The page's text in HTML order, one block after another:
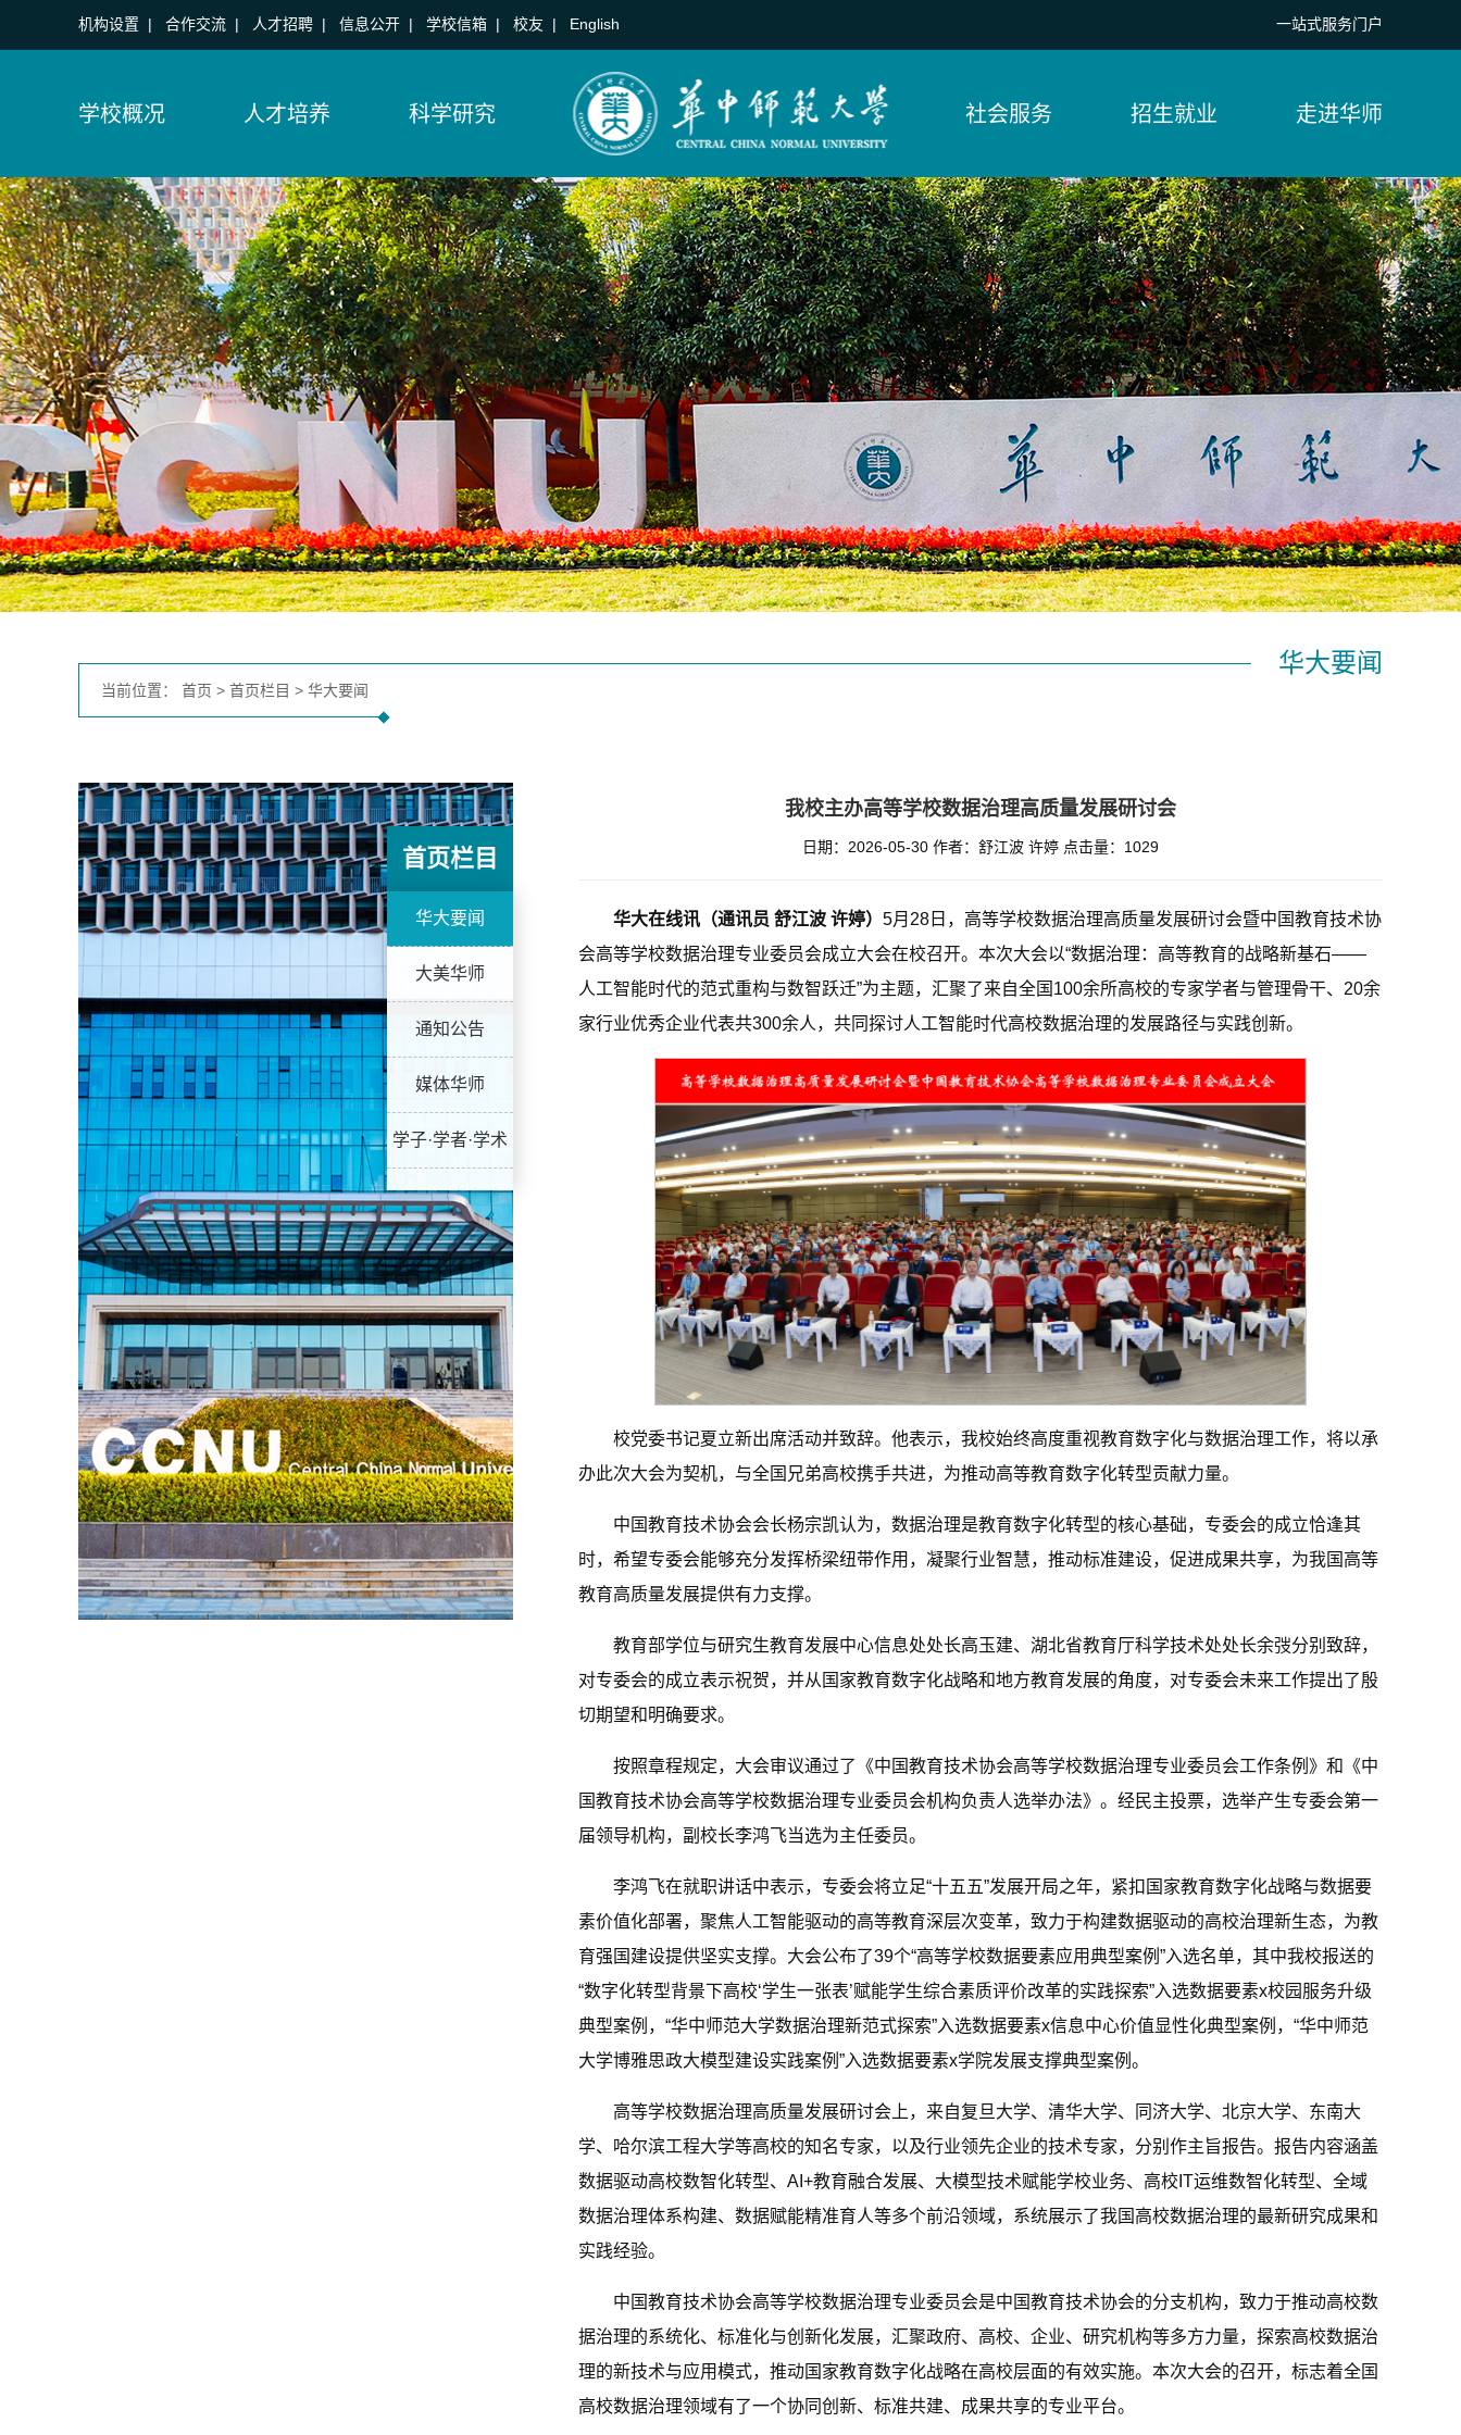
机构设置 | 合作交流 | 人才招聘 | 信息公开 | 学校信箱 | 校友 | English 一站式服务门户
学校概况 人才培养 科学研究 社会服务 招生就业 走进华师
华大要闻
当前位置： 首页 > 首页栏目 > 华大要闻
首页栏目
华大要闻
大美华师
通知公告
媒体华师
学子·学者·学术
我校主办高等学校数据治理高质量发展研讨会
日期：2026-05-30 作者：舒江波 许婷 点击量： 1029
华大在线讯（通讯员 舒江波 许婷） 5月28日，高等学校数据治理高质量发展研讨会暨中国教育技术协
会高等学校数据治理专业委员会成立大会在校召开。本次大会以“数据治理：高等教育的战略新基石——
人工智能时代的范式重构与数智跃迁”为主题，汇聚了来自全国100余所高校的专家学者与管理骨干、20余
家行业优秀企业代表共300余人，共同探讨人工智能时代高校数据治理的发展路径与实践创新。
校党委书记夏立新出席活动并致辞。他表示，我校始终高度重视教育数字化与数据治理工作，将以承
办此次大会为契机，与全国兄弟高校携手共进，为推动高等教育数字化转型贡献力量。
中国教育技术协会会长杨宗凯认为，数据治理是教育数字化转型的核心基础，专委会的成立恰逢其
时，希望专委会能够充分发挥桥梁纽带作用，凝聚行业智慧，推动标准建设，促进成果共享，为我国高等
教育高质量发展提供有力支撑。
教育部学位与研究生教育发展中心信息处处长高玉建、湖北省教育厅科学技术处处长余弢分别致辞，
对专委会的成立表示祝贺，并从国家教育数字化战略和地方教育发展的角度，对专委会未来工作提出了殷
切期望和明确要求。
按照章程规定，大会审议通过了《中国教育技术协会高等学校数据治理专业委员会工作条例》和《中
国教育技术协会高等学校数据治理专业委员会机构负责人选举办法》。经民主投票，选举产生专委会第一
届领导机构，副校长李鸿飞当选为主任委员。
李鸿飞在就职讲话中表示，专委会将立足“十五五”发展开局之年，紧扣国家教育数字化战略与数据要
素价值化部署，聚焦人工智能驱动的高等教育深层次变革，致力于构建数据驱动的高校治理新生态，为教
育强国建设提供坚实支撑。大会公布了39个“高等学校数据要素应用典型案例”入选名单，其中我校报送的
“数字化转型背景下高校‘学生一张表’赋能学生综合素质评价改革的实践探索”入选数据要素x校园服务升级
典型案例，“华中师范大学数据治理新范式探索”入选数据要素x信息中心价值显性化典型案例，“华中师范
大学博雅思政大模型建设实践案例”入选数据要素x学院发展支撑典型案例。
高等学校数据治理高质量发展研讨会上，来自复旦大学、清华大学、同济大学、北京大学、东南大
学、哈尔滨工程大学等高校的知名专家，以及行业领先企业的技术专家，分别作主旨报告。报告内容涵盖
数据驱动高校数智化转型、AI+教育融合发展、大模型技术赋能学校业务、高校IT运维数智化转型、全域
数据治理体系构建、数据赋能精准育人等多个前沿领域，系统展示了我国高校数据治理的最新研究成果和
实践经验。
中国教育技术协会高等学校数据治理专业委员会是中国教育技术协会的分支机构，致力于推动高校数
据治理的系统化、标准化与创新化发展，汇聚政府、高校、企业、研究机构等多方力量，探索高校数据治
理的新技术与应用模式，推动国家教育数字化战略在高校层面的有效实施。本次大会的召开，标志着全国
高校数据治理领域有了一个协同创新、标准共建、成果共享的专业平台。